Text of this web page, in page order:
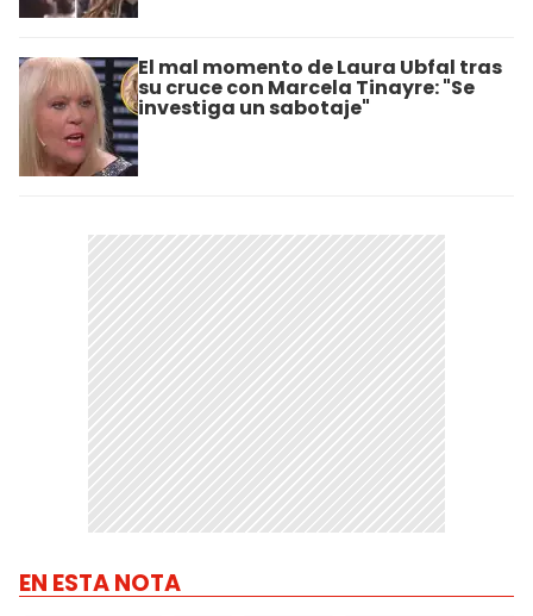
El mal momento de Laura Ubfal tras
su cruce con Marcela Tinayre: "Se
investiga un sabotaje"
EN ESTA NOTA